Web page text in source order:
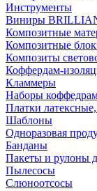
Инструменты
Виниры
Композитные
Композитные
Композиты
Коффердам-
Кламмеры
Наборы
Платки
Шаблоны
Одноразовая
Банданы
Пакеты и рулоны
Пылесосы
Слюноотсосы